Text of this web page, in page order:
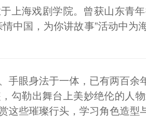
上海戏剧学院。曾获山东青
情中国，为你讲故事”活动中
手眼身法于一体，已有两百
勾勒出舞台上美妙绝伦的
这些璀璨行头，学习角色造型